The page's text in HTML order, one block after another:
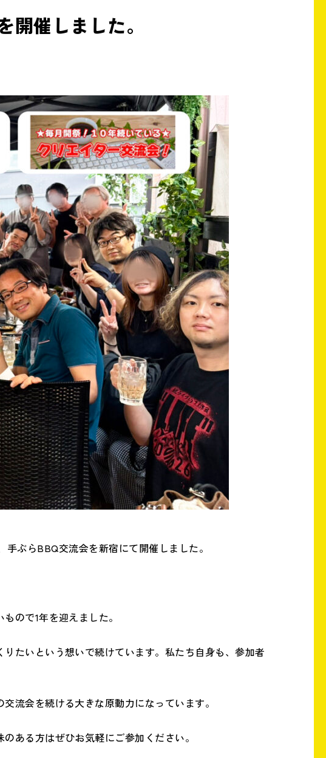
催しました。
ぶらBBQ交流会を新宿にて開催しました。
ので1年を迎えました。
たいという想いで続けています。私たち自身も、参加者
流会を続ける大きな原動力になっています。
ある方はぜひお気軽にご参加ください。